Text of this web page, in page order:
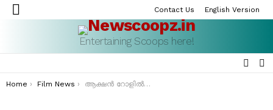
Menu
Contact Us English Version
Entertaining Scoops here!
You are here:
Home Film News ആക്ഷൻ റോളിൽ റായ് ലക്ഷ്മി; ‘നാൻ താൻ ഝാൻസി’ ആഗസ്റ്റ് 9ന് എത്തും…